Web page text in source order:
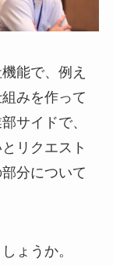
能で、例え
みを作って
サイドで、
リクエスト
分について
ょうか。